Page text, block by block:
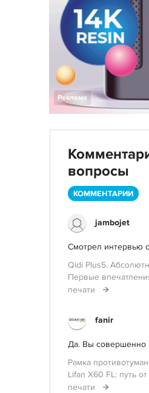
Реклама
вопросы
КОММЕНТАРИИ
jambojet
Смотрел интервью
Qidi Plus5.
Первые
печати
fanir
Да. Вы совершенно
Рамка
Lifan X60 FL: путь
печати